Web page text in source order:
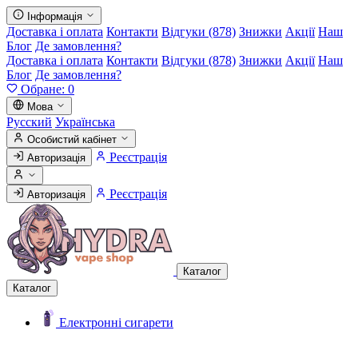
Інформація
Доставка і оплата Контакти Відгуки (878) Знижки Акції Наш
Блог Де замовлення?
Доставка і оплата Контакти Відгуки (878) Знижки Акції Наш
Блог Де замовлення?
Обране: 0
Мова
Русский Українська
Особистий кабінет
Авторизація
Реєстрація
Авторизація Реєстрація
Каталог
Каталог
Електронні сигарети